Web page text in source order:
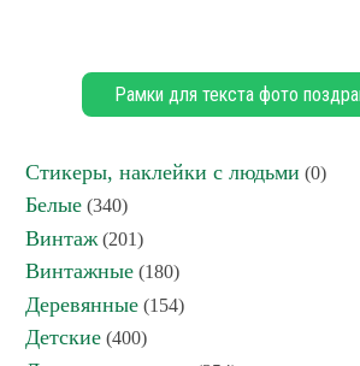
Рамки для текста фото
Стикеры, наклейки с людьми (0)
Белые (340)
Винтаж (201)
Винтажные (180)
Деревянные (154)
Детские (400)